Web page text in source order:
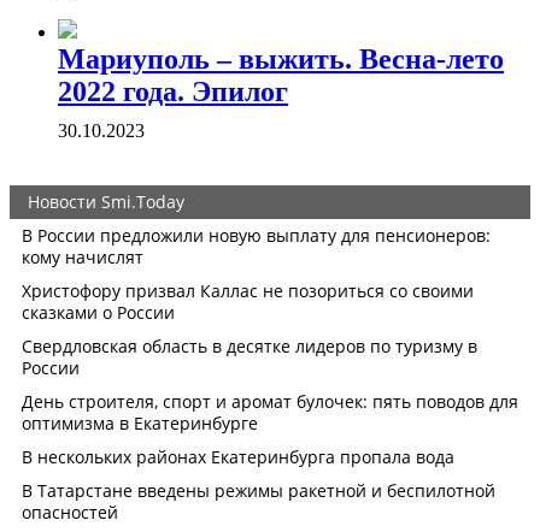
Мариуполь – выжить. Весна-лето
2022 года. Эпилог
30.10.2023